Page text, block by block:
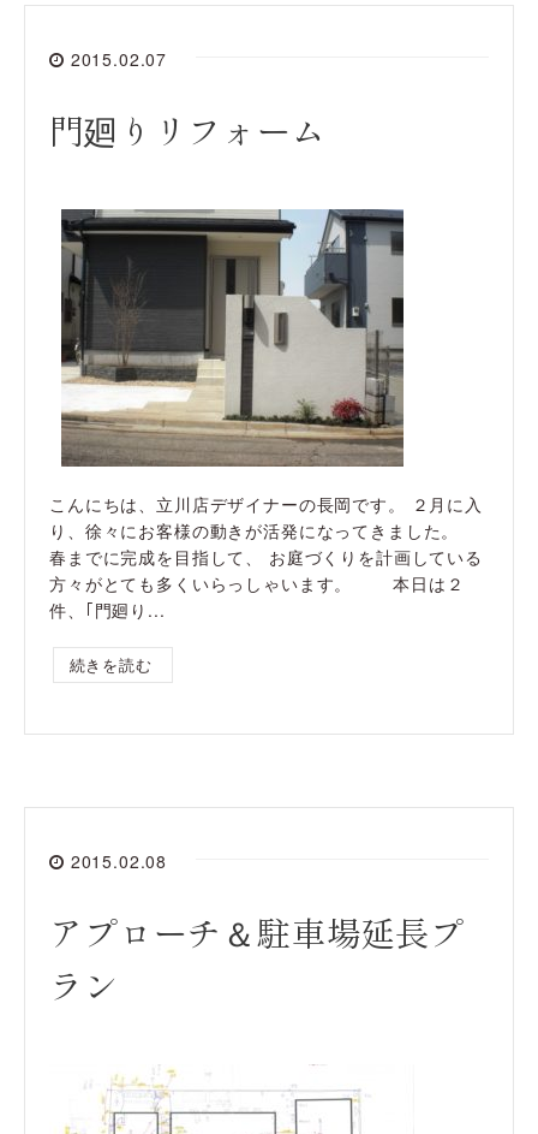
2015.02.07
門廻りリフォーム
こんにちは、立川店デザイナーの長岡です。 ２月に入
り、徐々にお客様の動きが活発になってきました。
春までに完成を目指して、 お庭づくりを計画している
方々がとても多くいらっしゃいます。 本日は２
件、｢門廻り...
続きを読む
2015.02.08
アプローチ＆駐車場延長プ
ラン